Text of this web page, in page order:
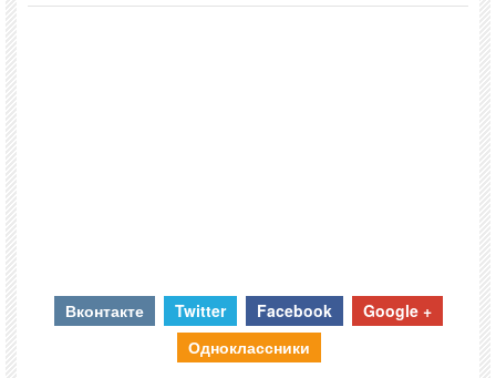
Вконтакте Twitter Facebook
Google +
Одноклассники